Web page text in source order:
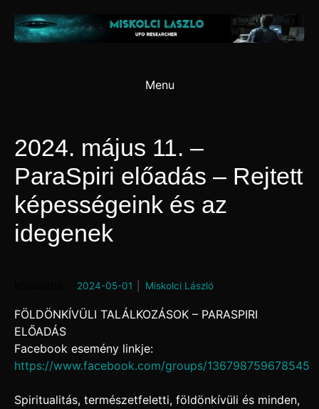
content
Menu
2024. május 11. –
ParaSpiri előadás – Rejtett
képességeink és az
idegenek
2024-05-01by Miskolci László
FÖLDÖNKÍVÜLI TALÁLKOZÁSOK – PARASPIRI
ELŐADÁS
Facebook esemény linkje:
https://www.facebook.com/groups/136798759678545
Spiritualitás, természetfeletti, földönkívüli és minden,